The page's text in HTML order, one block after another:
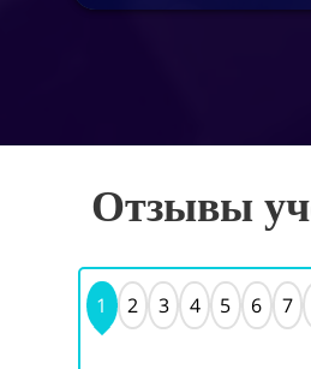
1 2 3 4 5 6 7
Отзывы